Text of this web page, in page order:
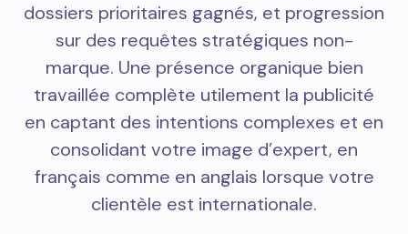
dossiers prioritaires gagnés, et progression
sur des requêtes stratégiques non-
marque. Une présence organique bien
travaillée complète utilement la publicité
en captant des intentions complexes et en
consolidant votre image d’expert, en
français comme en anglais lorsque votre
clientèle est internationale.